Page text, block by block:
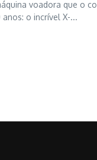
voadora que o
o incrível X-...